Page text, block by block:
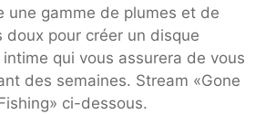
une gamme de plumes et de
doux pour créer un disque
qui vous assurera de vous
des semaines. Stream «Gone
ci-dessous.